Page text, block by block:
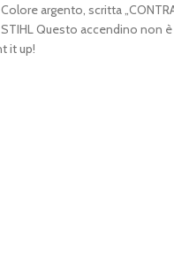
argento, scritta
STIHL Questo accendino non
it up!